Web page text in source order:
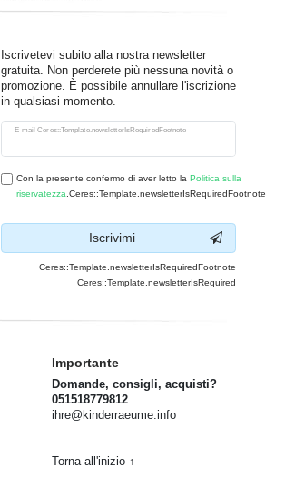
Iscrivetevi subito alla nostra newsletter
gratuita. Non perderete più nessuna novità o
promozione. È possibile annullare l'iscrizione
in qualsiasi momento.
E-mail Ceres::Template.newsletterIsRequiredFootnote
Ceres::Template.newsletterHoneypotLabel
Con la presente confermo di aver letto la Politica sulla
riservatezza .Ceres::Template.newsletterIsRequiredFootnote
Iscrivimi
Ceres::Template.newsletterIsRequiredFootnote
Ceres::Template.newsletterIsRequired
Importante
Domande, consigli, acquisti?
051518779812
ihre@kinderraeume.info
Torna all'inizio ↑